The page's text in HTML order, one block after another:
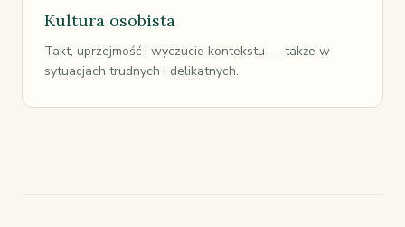
Kultura osobista
Takt, uprzejmość i wyczucie kontekstu — także w
sytuacjach trudnych i delikatnych.